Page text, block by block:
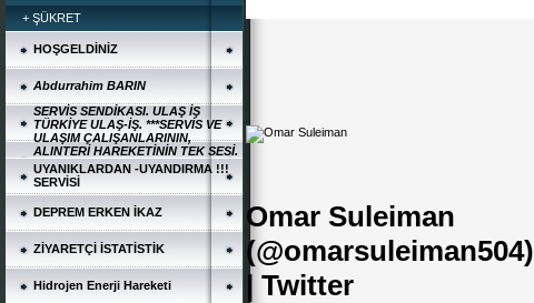
+ ŞÜKRET
HOŞGELDİNİZ
Abdurrahim BARIN
SERVİS SENDİKASI. ULAŞ İŞ
TÜRKİYE ULAŞ-İŞ. ***SERVİS VE
ULAŞIM ÇALIŞANLARININ,
ALINTERİ HAREKETİNİN TEK SESİ.
UYANIKLARDAN -UYANDIRMA !!!
SERVİSİ
DEPREM ERKEN İKAZ
ZİYARETÇİ İSTATİSTİK
Hidrojen Enerji Hareketi
Omar Suleiman
(@omarsuleiman504)
| Twitter